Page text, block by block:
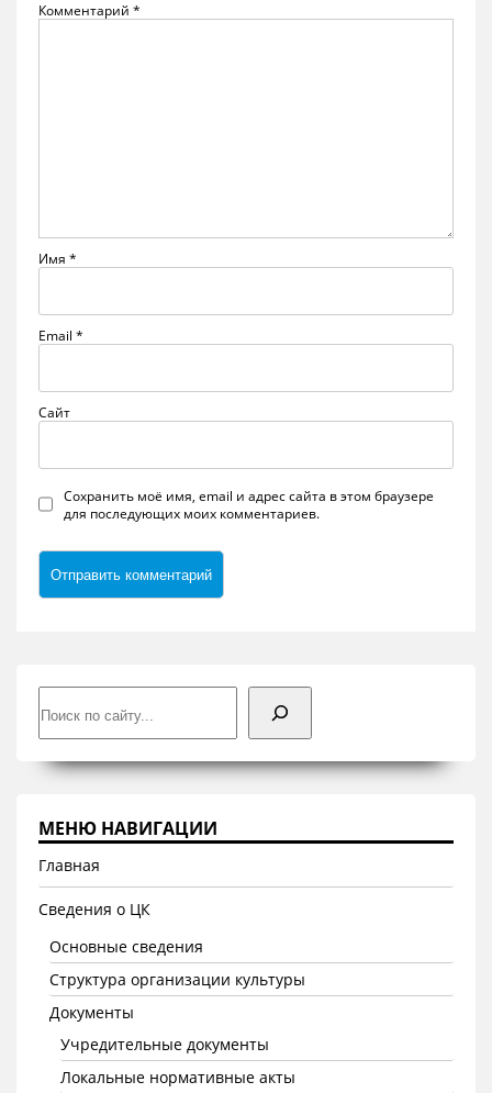
Комментарий *
Имя *
Email *
Сайт
Сохранить моё имя, email и адрес сайта в этом браузере
для последующих моих комментариев.
МЕНЮ НАВИГАЦИИ
Главная
Сведения о ЦК
Основные сведения
Структура организации культуры
Документы
Учредительные документы
Локальные нормативные акты